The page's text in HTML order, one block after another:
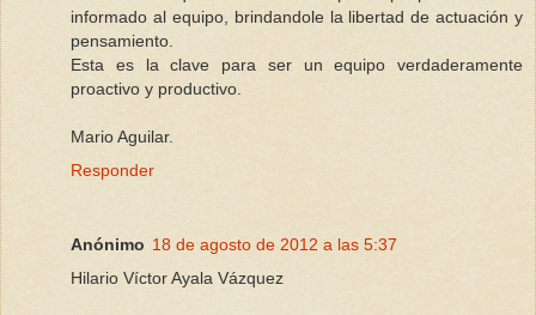
informado al equipo, brindandole la libertad de actuación y
pensamiento.
Esta es la clave para ser un equipo verdaderamente
proactivo y productivo.
Mario Aguilar.
Responder
Anónimo 18 de agosto de 2012 a las 5:37
Hilario Víctor Ayala Vázquez